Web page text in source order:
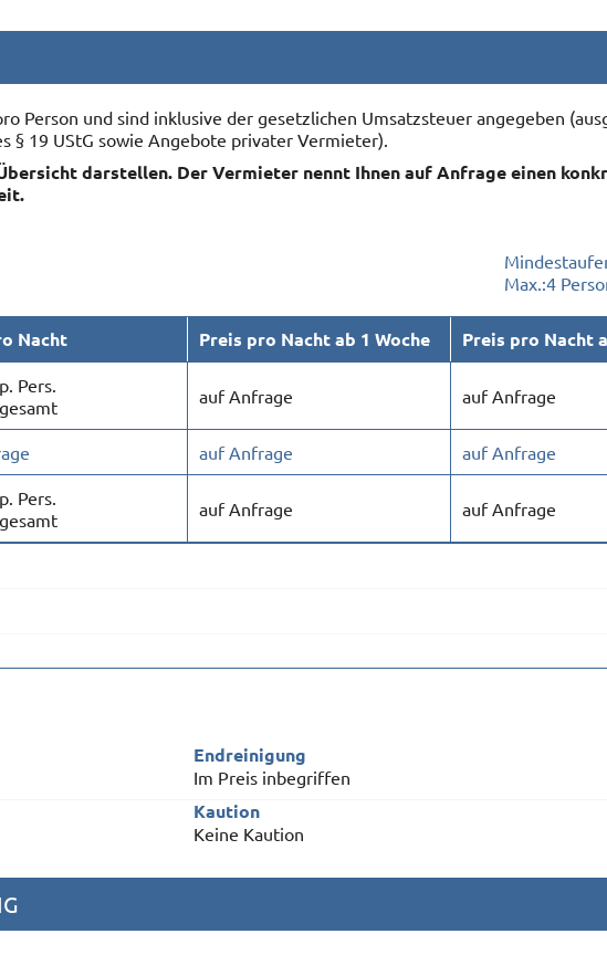
Person und sind inklusive der gesetzlichen Umsatzsteuer angegeben
§ 19 UStG sowie Angebote privater Vermieter).
darstellen. Der Vermieter nennt Ihnen auf Anfrage einen
Max.:4
Nacht Preis pro Nacht ab 1 Woche Preis pro Nacht
Pers.
auf Anfrage auf Anfrage
auf Anfrage auf Anfrage
Pers.
auf Anfrage auf Anfrage
Endreinigung
Im Preis inbegriffen
Kaution
Keine Kaution